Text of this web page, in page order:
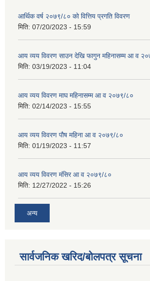
आर्थिक वर्ष २०७९/८० को वित्तिय प्रगति विवरण
मिति: 07/20/2023 - 15:59
आय व्यय विवरण साउन देखि फागुन महिनासम्म आ व
मिति: 03/19/2023 - 11:04
आय व्यय विवरण माघ महिनासम्म आ व २०७९/८०
मिति: 02/14/2023 - 15:55
आय व्यय विवरण पौष महिना आ व २०७९/८०
मिति: 01/19/2023 - 11:57
आय व्यय विवरण मंसिर आ व २०७९/८०
मिति: 12/27/2022 - 15:26
अन्य
सार्वजनिक खरिद/बोलपत्र सूचना